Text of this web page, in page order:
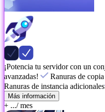
¡Potencia tu servidor con un
avanzadas!
Ranuras de
Ranuras de instancia adicionales
Más información
+ .../ mes